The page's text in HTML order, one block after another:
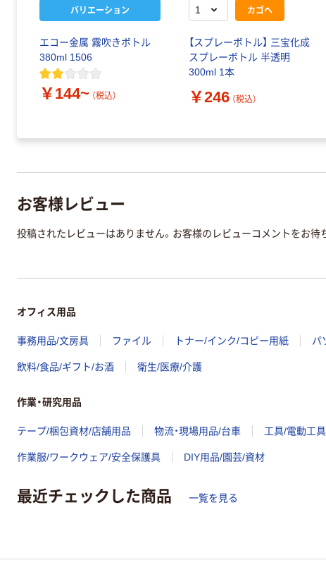
バリエーション
エコー金属 霧吹きボトル
380ml 1506
￥144~ （税込）
カゴへ
【スプレーボトル】 三宝化成
スプレーボトル 半透明
300ml 1本
￥246 （税込）
お客様レビュー
投稿されたレビューはありません。お客様のレビューコメントをお待
オフィス用品
事務用品/文房具 ファイル トナー/インク/コピー用紙 パ
飲料/食品/ギフト/お酒 衛生/医療/介護
作業・研究用品
テープ/梱包資材/店舗用品 物流・現場用品/台車 工具/電動工具
作業服/ワークウェア/安全保護具 DIY用品/園芸/資材
最近チェックした商品 一覧を見る